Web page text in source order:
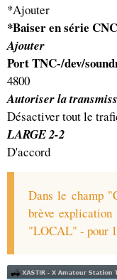
*Ajouter
*Baiser en série CNC
Ajouter
Port TNC-/dev/
4800
Autoriser la
Désactiver tout le
LARGE 2-2
D'accord
Dans le champ
brève
"LOCAL" - pour